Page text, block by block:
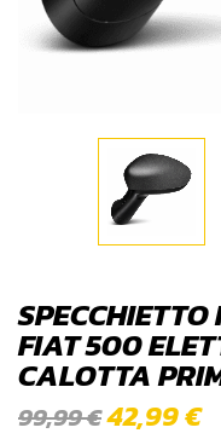
FIAT 500
CALOTTA
99,99€42,99€